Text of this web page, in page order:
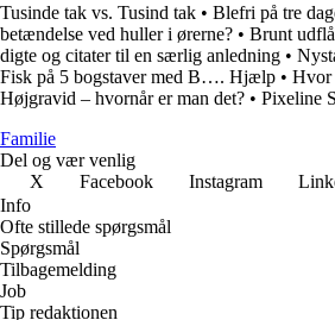
Tusinde tak vs. Tusind tak • Blefri på tre
betændelse ved huller i ørerne? • Brunt
digte og citater til en særlig anledning •
Fisk på 5 bogstaver med B…. Hjælp • Hvor
Højgravid – hvornår er man det? • Pixeline
Familie
Del og vær venlig
X
Facebook Instagram
Info
Ofte stillede spørgsmål
Spørgsmål
Tilbagemelding
Job
Tip redaktionen